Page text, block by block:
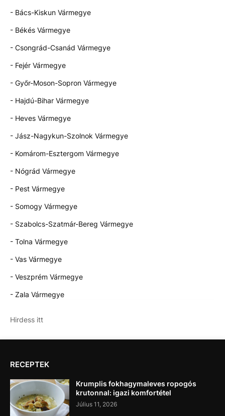
- Bács-Kiskun Vármegye
- Békés Vármegye
- Csongrád-Csanád Vármegye
- Fejér Vármegye
- Győr-Moson-Sopron Vármegye
- Hajdú-Bihar Vármegye
- Heves Vármegye
- Jász-Nagykun-Szolnok Vármegye
- Komárom-Esztergom Vármegye
- Nógrád Vármegye
- Pest Vármegye
- Somogy Vármegye
- Szabolcs-Szatmár-Bereg Vármegye
- Tolna Vármegye
- Vas Vármegye
- Veszprém Vármegye
- Zala Vármegye
Hirdess itt
RECEPTEK
Krumplis fokhagymaleves ropogós
krutonnal: igazi komfortétel
Július 11, 2026